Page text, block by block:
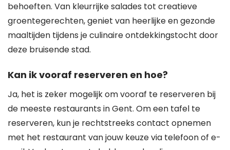
behoeften. Van kleurrijke salades tot creatieve
groentegerechten, geniet van heerlijke en gezonde
maaltijden tijdens je culinaire ontdekkingstocht door
deze bruisende stad.
Kan ik vooraf reserveren en hoe?
Ja, het is zeker mogelijk om vooraf te reserveren bij
de meeste restaurants in Gent. Om een tafel te
reserveren, kun je rechtstreeks contact opnemen
met het restaurant van jouw keuze via telefoon of e-